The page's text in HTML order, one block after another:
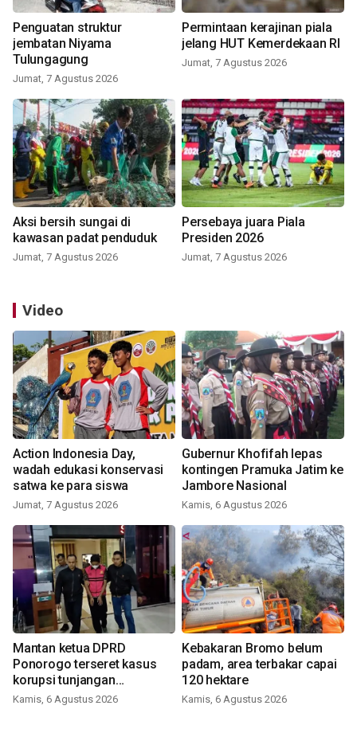
Penguatan struktur
jembatan Niyama
Tulungagung
Jumat, 7 Agustus 2026
Permintaan kerajinan piala
jelang HUT Kemerdekaan RI
Jumat, 7 Agustus 2026
Aksi bersih sungai di
kawasan padat penduduk
Jumat, 7 Agustus 2026
Persebaya juara Piala
Presiden 2026
Jumat, 7 Agustus 2026
Video
Action Indonesia Day,
wadah edukasi konservasi
satwa ke para siswa
Jumat, 7 Agustus 2026
Gubernur Khofifah lepas
kontingen Pramuka Jatim ke
Jambore Nasional
Kamis, 6 Agustus 2026
Mantan ketua DPRD
Ponorogo terseret kasus
korupsi tunjangan
perumahan
Kamis, 6 Agustus 2026
Kebakaran Bromo belum
padam, area terbakar capai
120 hektare
Kamis, 6 Agustus 2026